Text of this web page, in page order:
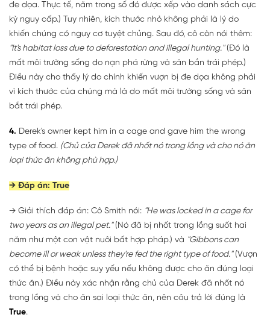
đe dọa. Thực tế, năm trong số đó được xếp vào danh sách cực
kỳ nguy cấp.) Tuy nhiên, kích thước nhỏ không phải là lý do
khiến chúng có nguy cơ tuyệt chủng. Sau đó, cô còn nói thêm:
"It's habitat loss due to deforestation and illegal hunting."(Đó là
mất môi trường sống do nạn phá rừng và săn bắn trái phép.)
Điều này cho thấy lý do chính khiến vượn bị đe dọa không phải
vì kích thước của chúng mà là do mất môi trường sống và săn
bắt trái phép.
4. Derek's owner kept him in a cage and gave him the wrong
type of food. (Chủ của Derek đã nhốt nó trong lồng và cho nó ăn
loại thức ăn không phù hợp.)
→ Đáp án: True
→ Giải thích đáp án: Cô Smith nói: "He was locked in a cage for
two years as an illegal pet."(Nó đã bị nhốt trong lồng suốt hai
năm như một con vật nuôi bất hợp pháp.) và "Gibbons can
become ill or weak unless they're fed the right type of food."(Vượn
có thể bị bệnh hoặc suy yếu nếu không được cho ăn đúng loại
thức ăn.) Điều này xác nhận rằng chủ của Derek đã nhốt nó
trong lồng và cho ăn sai loại thức ăn, nên câu trả lời đúng là
True.